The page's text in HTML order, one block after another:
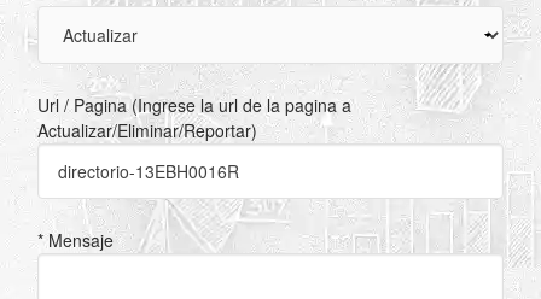
Url / Pagina (Ingrese la url de la pagina a
Actualizar/Eliminar/Reportar)
* Mensaje